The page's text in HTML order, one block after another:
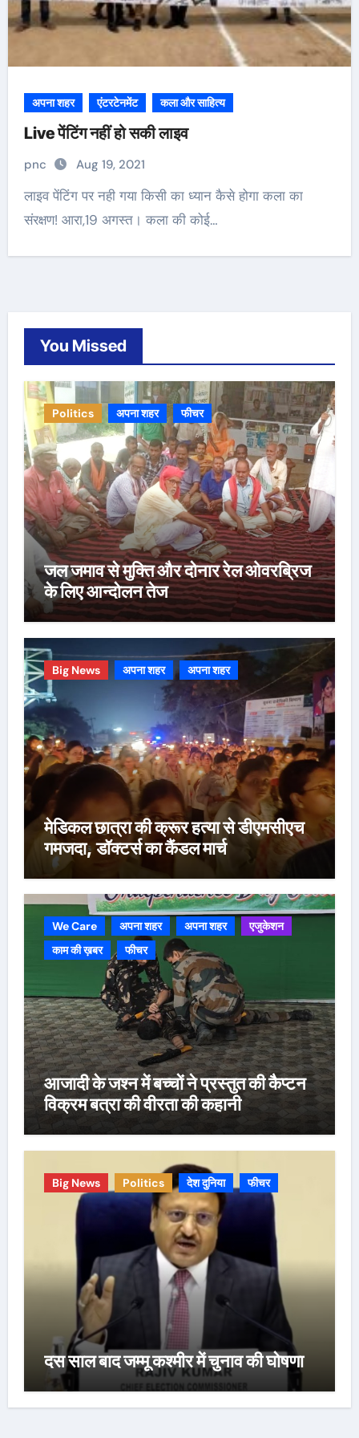
अपना शहर एंटरटेनमेंट कला और साहित्य
Live पेंटिंग नहीं हो सकी लाइव
pnc Aug 19, 2021
लाइव पेंटिंग पर नही गया किसी का ध्यान कैसे होगा कला का
संरक्षण! आरा,19 अगस्त। कला की कोई…
You Missed
Politics अपना शहर फीचर
जल जमाव से मुक्ति और दोनार रेल ओवरब्रिज
के लिए आन्दोलन तेज
Big News अपना शहर अपना शहर
मेडिकल छात्रा की क्रूर हत्या से डीएमसीएच
गमजदा, डॉक्टर्स का कैंडल मार्च
We Care अपना शहर अपना शहर
एजुकेशन
काम की ख़बर
फीचर
आजादी के जश्न में बच्चों ने प्रस्तुत की कैप्टन
विक्रम बत्रा की वीरता की कहानी
Big News Politics देश दुनिया फीचर
दस साल बाद जम्मू कश्मीर में चुनाव की घोषणा